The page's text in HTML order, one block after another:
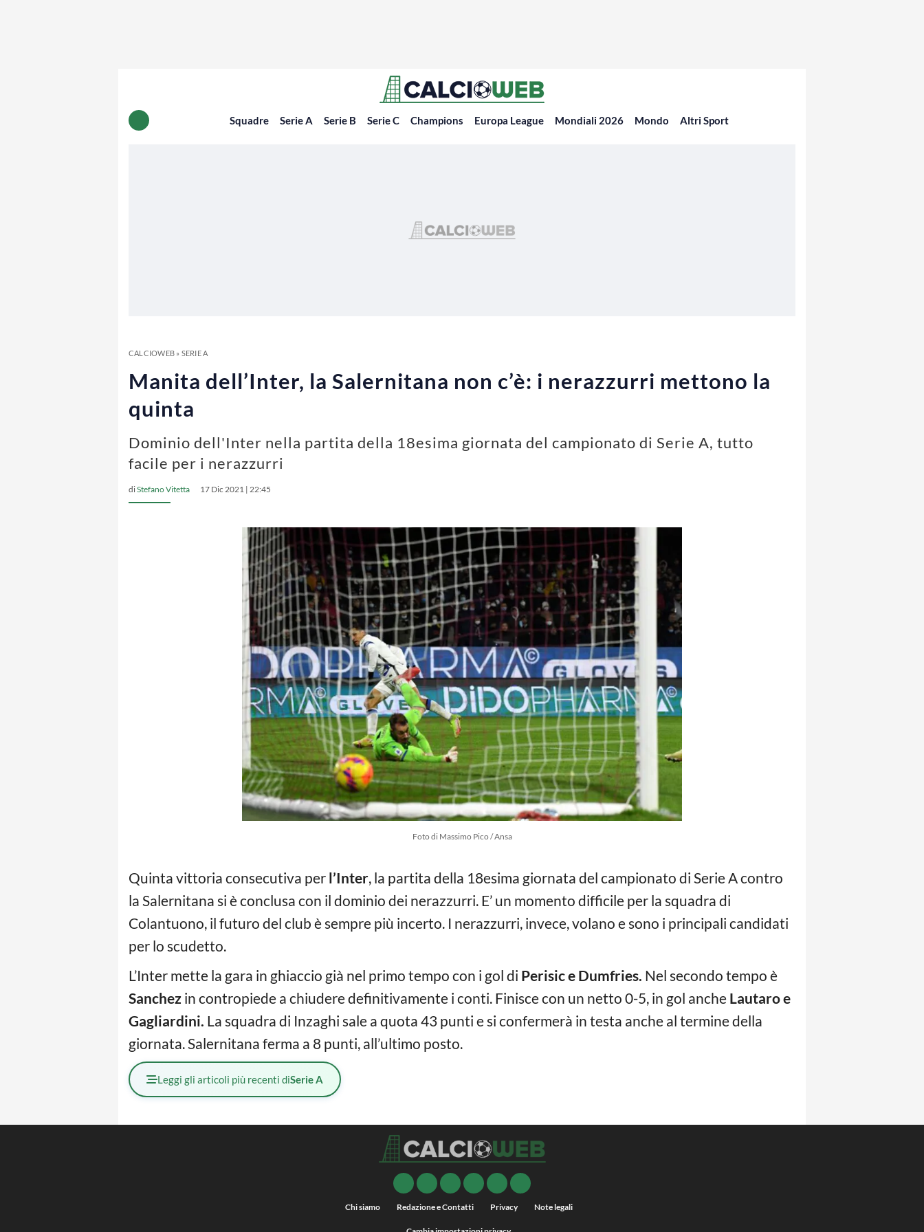
Squadre Serie A Serie B Serie C Champions Europa League Mondiali 2026 Mondo Altri Sport
CALCIOWEB» SERIE A
Manita dell’Inter, la Salernitana non c’è: i nerazzurri mettono la
quinta
Dominio dell'Inter nella partita della 18esima giornata del campionato di Serie A, tutto
facile per i nerazzurri
diStefano Vitetta 17 Dic 2021 | 22:45
Foto di Massimo Pico / Ansa
Quinta vittoria consecutiva per l’Inter, la partita della 18esima giornata del campionato di Serie A contro
la Salernitana si è conclusa con il dominio dei nerazzurri. E’ un momento difficile per la squadra di
Colantuono, il futuro del club è sempre più incerto. I nerazzurri, invece, volano e sono i principali candidati
per lo scudetto.
L’Inter mette la gara in ghiaccio già nel primo tempo con i gol di Perisic e Dumfries. Nel secondo tempo è
Sanchez in contropiede a chiudere definitivamente i conti. Finisce con un netto 0-5, in gol anche Lautaro e
Gagliardini. La squadra di Inzaghi sale a quota 43 punti e si confermerà in testa anche al termine della
giornata. Salernitana ferma a 8 punti, all’ultimo posto.
Leggi gli articoli più recenti diSerie A
Chi siamo Redazione e Contatti Privacy Note legali